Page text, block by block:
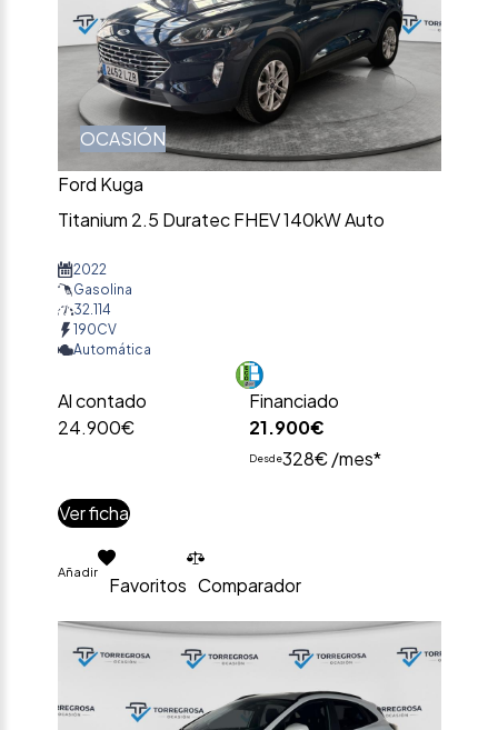
OCASIÓN
Ford Kuga
Titanium 2.5 Duratec FHEV 140kW Auto
2022
Gasolina
32.114
190CV
Automática
Al contado
24.900€
Financiado
21.900€
Desde328€ /mes*
Ver ficha
Añadir
Favoritos Comparador